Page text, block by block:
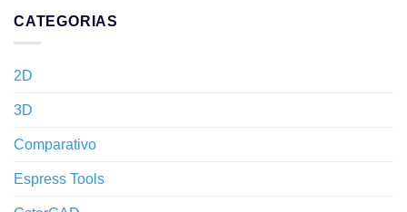
CATEGORIAS
2D
3D
Comparativo
Espress Tools